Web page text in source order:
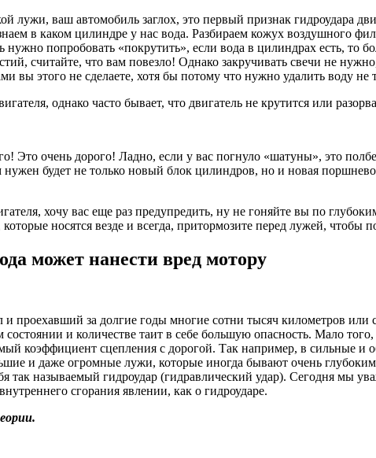
лужи, ваш автомобиль заглох, это первый признак гидроудара
в каком цилиндре у нас вода. Разбираем кожух воздушного
нужно попробовать «покрутить», если вода в цилиндрах есть, то
считайте, что вам повезло! Однако закручивать свечи не
вы этого не сделаете, хотя бы потому что нужно удалить воду
однако часто бывает, что двигатель не крутится или
Это очень дорого! Ладно, если у вас погнуло «шатуны», это
нужен будет не только новый блок цилиндров, но и новая
хочу вас еще раз предупредить, ну не гоняйте вы по
носятся везде и всегда, притормозите перед лужей, чтобы
может нанести вред мотору
проехавший за долгие годы многие сотни тысяч километров
состоянии и количестве таит в себе большую опасность. Мало
коэффициент сцепления с дорогой. Так например, в сильные
и даже огромные лужи, которые иногда бывают очень
так называемый гидроудар (гидравлический удар). Сегодня мы
сгорания явлении, как о гидроударе.